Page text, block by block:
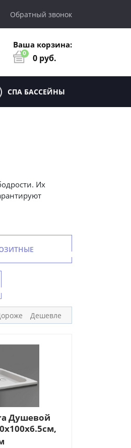
Обратный звонок
Ваша корзина:
0 0 руб.
СПА БАССЕЙНЫ
Их
Дешевле
Душевой
D9см, с